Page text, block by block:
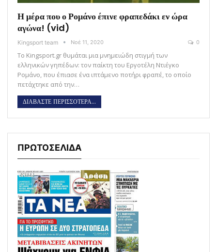
Η μέρα που ο Ρομάνο έπινε φραπεδάκι εν ώρα
αγώνα! (vid)
Kingsport team Νοέ 11, 2020 0
Το Kingsport.gr θυμάται μια μνημειώδη στιγμή των
ελληνικών γηπέδων: τον παίκτη του Εργοτέλη Ντιέγκο
Ρομάνο, που έπιασε ένα ιπτάμενο ποτήρι φραπέ, το οποίο
πετάχτηκε από την…
ΔΙΑΒΑΣΤΕ ΠΕΡΙΣΣΟΤΕΡΑ...
ΠΡΩΤΟΣΕΛΙΔΑ